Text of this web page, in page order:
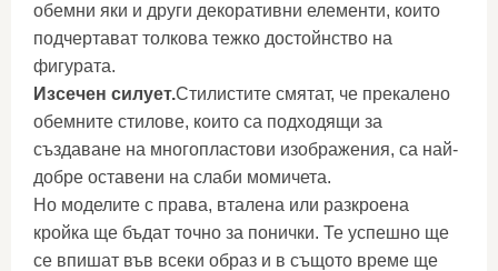
обемни яки и други декоративни елементи, които
подчертават толкова тежко достойнство на
фигурата.
Изсечен силует.Стилистите смятат, че прекалено
обемните стилове, които са подходящи за
създаване на многопластови изображения, са най-
добре оставени на слаби момичета.
Но моделите с права, вталена или разкроена
кройка ще бъдат точно за понички. Те успешно ще
се впишат във всеки образ и в същото време ще